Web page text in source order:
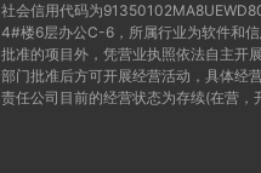
社会信用代码为
4#楼6层办公C-6，所属行业为软件和
批准的项目外，凭营业执照依法自主开
部门批准后方可开展经营活动，具体经
责任公司目前的经营状态为存续(在营，